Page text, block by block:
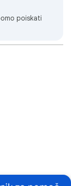
poiskati